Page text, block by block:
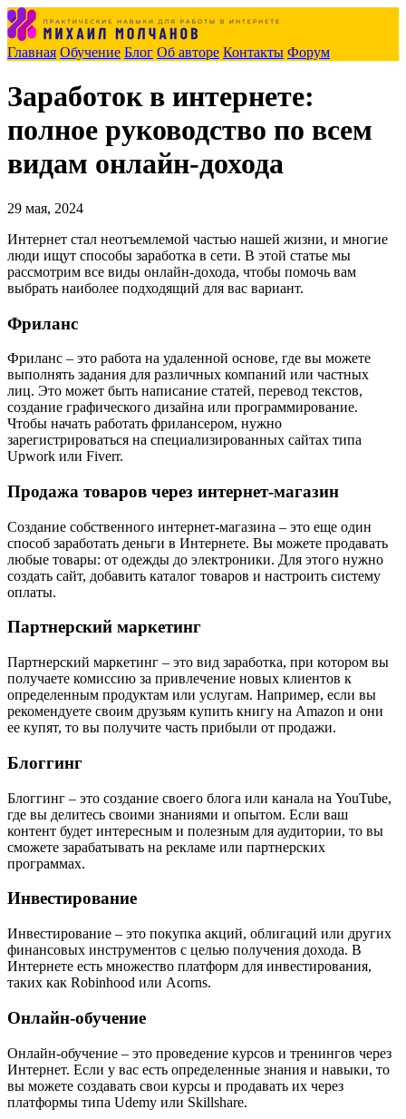
Главная Обучение Блог Об авторе Контакты Форум
Заработок в интернете:
полное руководство по всем
видам онлайн-дохода
29 мая, 2024
Интернет стал неотъемлемой частью нашей жизни, и многие
люди ищут способы заработка в сети. В этой статье мы
рассмотрим все виды онлайн-дохода, чтобы помочь вам
выбрать наиболее подходящий для вас вариант.
Фриланс
Фриланс – это работа на удаленной основе, где вы можете
выполнять задания для различных компаний или частных
лиц. Это может быть написание статей, перевод текстов,
создание графического дизайна или программирование.
Чтобы начать работать фрилансером, нужно
зарегистрироваться на специализированных сайтах типа
Upwork или Fiverr.
Продажа товаров через интернет-магазин
Создание собственного интернет-магазина – это еще один
способ заработать деньги в Интернете. Вы можете продавать
любые товары: от одежды до электроники. Для этого нужно
создать сайт, добавить каталог товаров и настроить систему
оплаты.
Партнерский маркетинг
Партнерский маркетинг – это вид заработка, при котором вы
получаете комиссию за привлечение новых клиентов к
определенным продуктам или услугам. Например, если вы
рекомендуете своим друзьям купить книгу на Amazon и они
ее купят, то вы получите часть прибыли от продажи.
Блоггинг
Блоггинг – это создание своего блога или канала на YouTube,
где вы делитесь своими знаниями и опытом. Если ваш
контент будет интересным и полезным для аудитории, то вы
сможете зарабатывать на рекламе или партнерских
программах.
Инвестирование
Инвестирование – это покупка акций, облигаций или других
финансовых инструментов с целью получения дохода. В
Интернете есть множество платформ для инвестирования,
таких как Robinhood или Acorns.
Онлайн-обучение
Онлайн-обучение – это проведение курсов и тренингов через
Интернет. Если у вас есть определенные знания и навыки, то
вы можете создавать свои курсы и продавать их через
платформы типа Udemy или Skillshare.